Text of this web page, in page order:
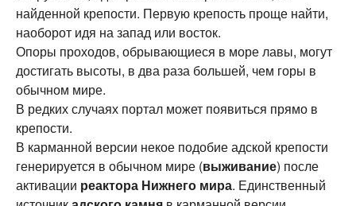
найденной крепости. Первую крепость проще найти,
наоборот идя на запад или восток.
Опоры проходов, обрывающиеся в море лавы, могут
достигать высоты, в два раза большей, чем горы в
обычном мире.
В редких случаях портал может появиться прямо в
крепости.
В карманной версии некое подобие адской крепости
генерируется в обычном мире (выживание) после
активации реактора Нижнего мира. Единственный